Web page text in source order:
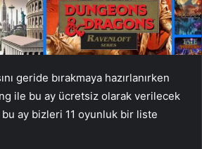
geride bırakmaya hazırlanırken
ile bu ay ücretsiz olarak verilecek
bu ay bizleri 11 oyunluk bir liste